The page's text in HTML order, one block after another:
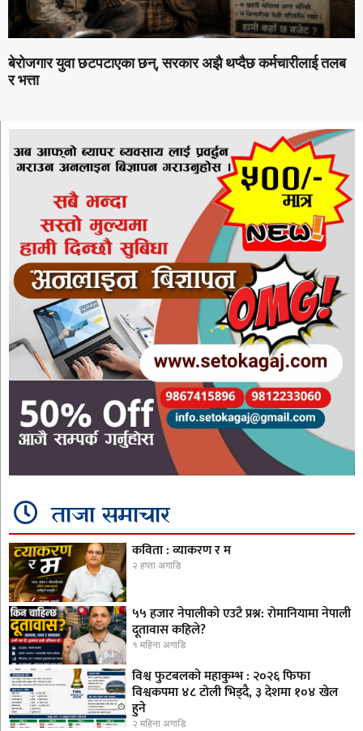
बेरोजगार युवा छटपटाएका छन्, सरकार अझै थप्दैछ कर्मचारीलाई तलब
र भत्ता
ताजा समाचार
कविता : व्याकरण र म
२ हप्ता अगाडि
५५ हजार नेपालीको एउटै प्रश्न: रोमानियामा नेपाली
दूतावास कहिले?
१ महिना अगाडि
विश्व फुटबलको महाकुम्भ : २०२६ फिफा
विश्वकपमा ४८ टोली भिड्दै, ३ देशमा १०४ खेल
हुने
२ महिना अगाडि